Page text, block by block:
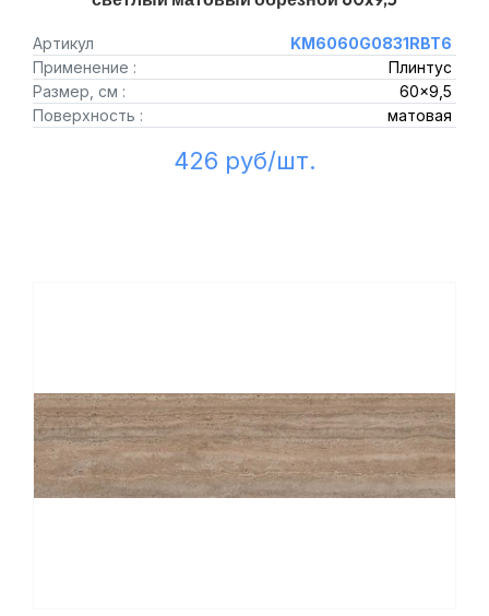
Артикул
KM6060G0831RBT6
Применение :
Плинтус
Размер, см :
60x9,5
Поверхность :
матовая
426 руб/шт.